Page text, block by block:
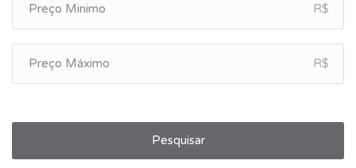
R$
R$
Pesquisar